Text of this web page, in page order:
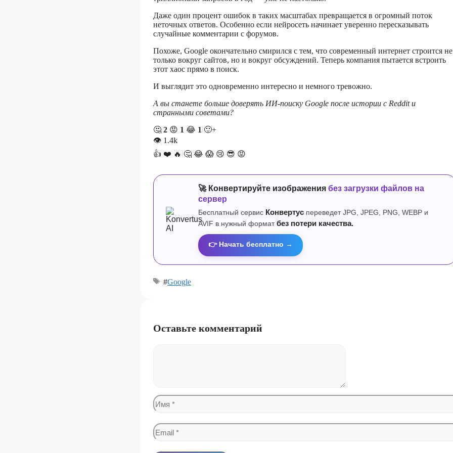
Даже один процент ошибок в таких масштабах превращается в огромный поток
неточных ответов. Особенно если нейросеть начинает уверенно пересказывать
случайные комментарии с форумов.
Похоже, Google окончательно смирился с тем, что современный интернет строится не
только вокруг сайтов, но и вокруг обсуждений. Теперь компания пытается встроить
этот хаос прямо в поиск.
И выглядит это одновременно интересно и немного тревожно.
А вы станете больше доверять ИИ-поиску Google после истории с Reddit и
странными советами?
🤔 2 😡 1 😂 1 🙂+
👁 1.4k
👍 ❤️ 🔥 🤔 😂 😱 😢 😎 😡
🚀 Конвертируйте изображения без загрузки файлов на
сервер
Бесплатный сервис Конвертус переведет JPG, JPEG, PNG, WEBP и
AVIF в нужный формат без потери качества.
👉 Начать бесплатно →
#Google
Оставьте комментарий
Имя
Email